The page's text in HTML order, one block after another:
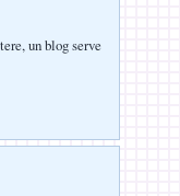
un blog serve